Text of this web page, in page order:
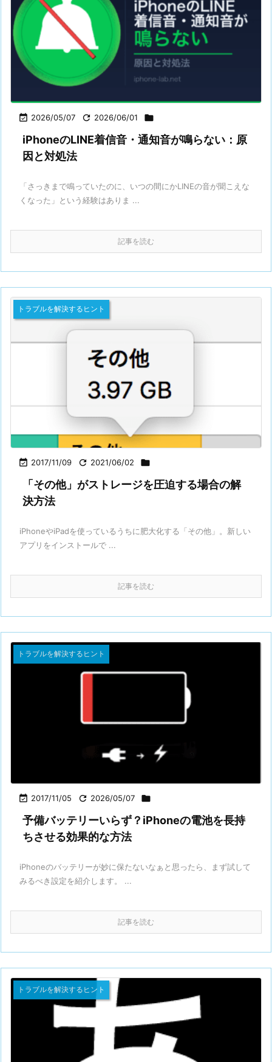
 2026/05/07  2026/06/01 
iPhoneのLINE着信音・通知音が鳴らない：原
因と対処法
「さっきまで鳴っていたのに、いつの間にかLINEの音が聞こえな
くなった」という経験はありま ...
記事を読む
 2017/11/09  2021/06/02 
トラブルを解決するヒント
「その他」がストレージを圧迫する場合の解
決方法
iPhoneやiPadを使っているうちに肥大化する「その他」。新しい
アプリをインストールで ...
記事を読む
 2017/11/05  2026/05/07 
トラブルを解決するヒント
予備バッテリーいらず？iPhoneの電池を長持
ちさせる効果的な方法
iPhoneのバッテリーが妙に保たないなぁと思ったら、まず試して
みるべき設定を紹介します。 ...
記事を読む
トラブルを解決するヒント